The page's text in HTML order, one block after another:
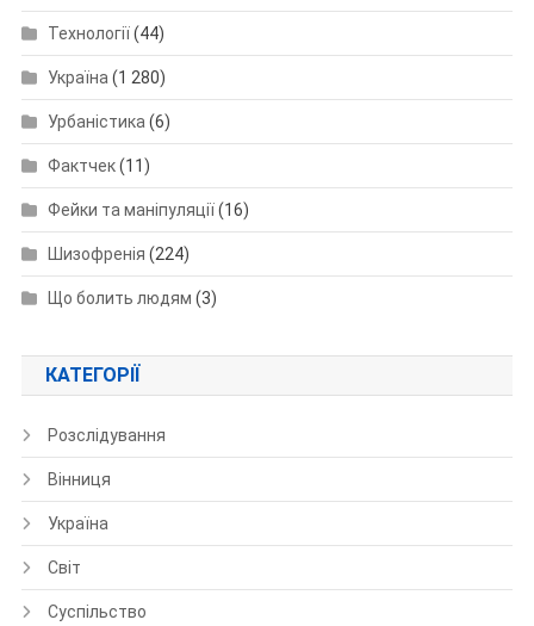
Технології(44)
Україна(1 280)
Урбаністика(6)
Фактчек(11)
Фейки та маніпуляції(16)
Шизофренія (224)
Що болить людям (3)
КАТЕГОРІЇ
Розслідування
Вінниця
Україна
Світ
Суспільство